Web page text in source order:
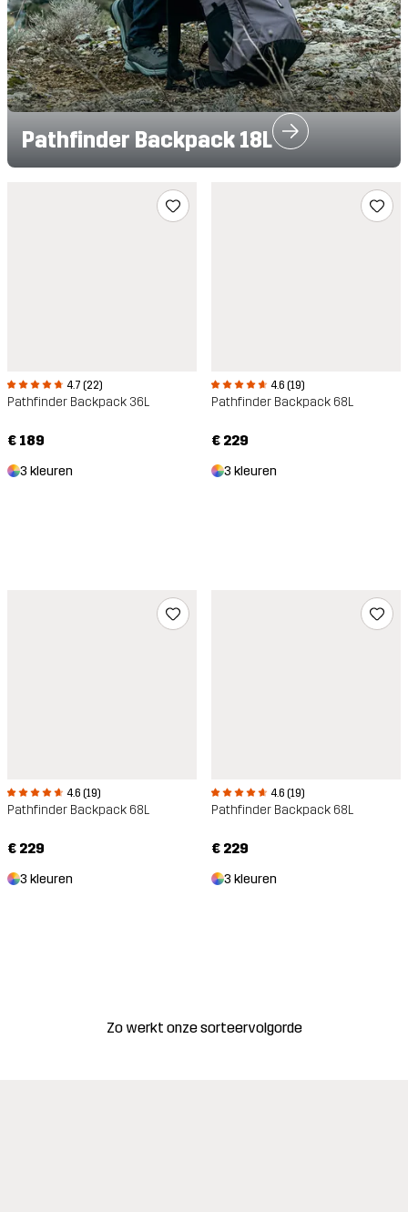
Pathfinder Backpack 18L
4.7 (22)
Pathfinder Backpack 36L
€ 189
3 kleuren
4.6 (19)
Pathfinder Backpack 68L
€ 229
3 kleuren
4.6 (19)
Pathfinder Backpack 68L
€ 229
3 kleuren
4.6 (19)
Pathfinder Backpack 68L
€ 229
3 kleuren
Zo werkt onze sorteervolgorde